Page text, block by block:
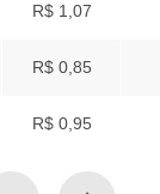
R$ 1,07
R$ 0,85
R$ 0,95